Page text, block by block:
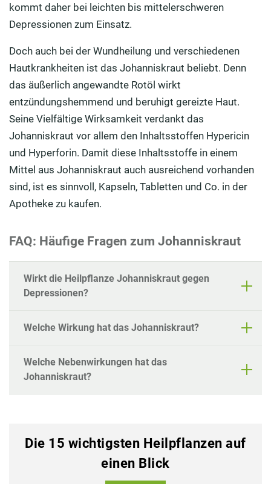
kommt daher bei leichten bis mittelerschweren
Depressionen zum Einsatz.
Doch auch bei der Wundheilung und verschiedenen
Hautkrankheiten ist das Johanniskraut beliebt. Denn
das äußerlich angewandte Rotöl wirkt
entzündungshemmend und beruhigt gereizte Haut.
Seine Vielfältige Wirksamkeit verdankt das
Johanniskraut vor allem den Inhaltsstoffen Hypericin
und Hyperforin. Damit diese Inhaltsstoffe in einem
Mittel aus Johanniskraut auch ausreichend vorhanden
sind, ist es sinnvoll, Kapseln, Tabletten und Co. in der
Apotheke zu kaufen.
FAQ: Häufige Fragen zum Johanniskraut
Wirkt die Heilpflanze Johanniskraut gegen
Depressionen?
Welche Wirkung hat das Johanniskraut?
Welche Nebenwirkungen hat das
Johanniskraut?